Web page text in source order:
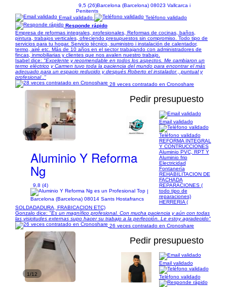
9,5 (26)Barcelona (Barcelona) 08023 Vallcarca i
Penitents
Email validado
Teléfono validado
Responde rápido
Empresa de reformas integrales, profesionales, Reformas de cocinas, baños,
pintura, trabajos verticales, ofreciendo presupuestos sin compromiso. Todo tipo de
servicios para tu hogar. Servicio técnico, suministro i instalación de calentador,
termo, airé etc. Más de 10 años en el sector trabajando con administradores de
fincas, inmobiliarias y clientes que nos avalen nuestro trabajo.
Isabel dice: "Excelente y recomendable en todos los aspectos. Me cambiaron un
termo eléctrico y Carmen tuvo toda la paciencia del mundo para encontrar el más
adecuado para un espacio reducido y después Roberto el instalador , puntual y
profesional ."
28 veces contratado en Cronoshare
1/26
Pedir presupuesto
Aluminio Y Reforma
Ng
9,8 (4)
|
Barcelona (Barcelona) 08014 Sants Hostafrancs
Email validado
Teléfono validado
REFORMA INTEGRAL
Y CONTRUCCIONES
Aluminio PVC, RPT Y
Aluminio frio
Electricidad
Fontanería
REHABILITACION DE
FACHADA
REPARACIONES (
todo tipo de
reparaciones)
HERRERIA (
SOLDADADURA, FRABICACION ETC)
Gonzalo dice: "Es un magnífico profesional. Con mucha paciencia y aún con todas
las visicitudes externas supo hacer su trabajo a la perfección. Le estoy agradecido"
26 veces contratado en Cronoshare
1/12
Pedir presupuesto
Email validado
Teléfono validado